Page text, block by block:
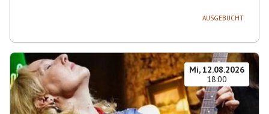
AUSGEBUCHT
Mi, 12.08.2026
18:00